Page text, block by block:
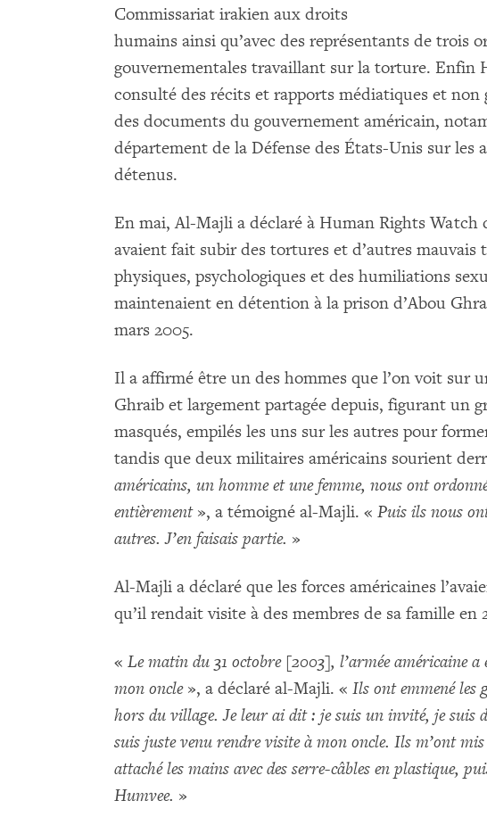
Commissariat irakien aux droits
humains ainsi qu’avec des représentants de trois
gouvernementales travaillant sur la torture. Enfin
consulté des récits et rapports médiatiques et
des documents du gouvernement américain,
département de la Défense des États-Unis sur les
détenus.
En mai, Al-Majli a déclaré à Human Rights Watch
avaient fait subir des tortures et d’autres mauvais
physiques, psychologiques et des humiliations
maintenaient en détention à la prison d’Abou
mars 2005.
Il a affirmé être un des hommes que l’on voit sur
Ghraib et largement partagée depuis, figurant un
masqués, empilés les uns sur les autres pour
tandis que deux militaires américains sourient
américains, un homme et une femme, nous ont
entièrement», a témoigné al-Majli. « Puis ils nous
autres. J’en faisais partie. »
Al-Majli a déclaré que les forces américaines
qu’il rendait visite à des membres de sa famille en
« Le matin du 31 octobre [2003], l’armée américaine
mon oncle», a déclaré al-Majli. « Ils ont emmené les
hors du village. Je leur ai dit : je suis un invité, je suis
suis juste venu rendre visite à mon oncle. Ils m’ont
attaché les mains avec des serre-câbles en plastique,
Humvee. »